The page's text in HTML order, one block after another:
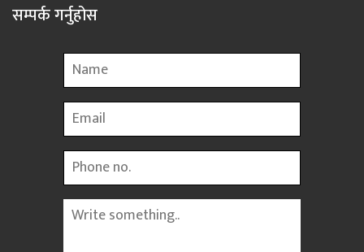
सम्पर्क गर्नुहोस
Name
Email
Phone
Message